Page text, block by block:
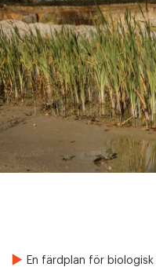
En färdplan för